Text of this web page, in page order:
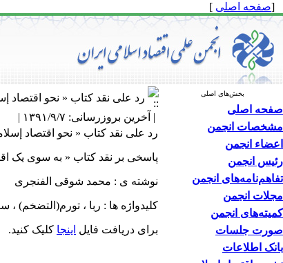
[صفحه اصلی ]
بخش‌های اصلی
صفحه اصلی
مشخصات انجمن
اعضاء انجمن
رئیس انجمن
تفاهم‌نامه‌های انجمن
مجلات انجمن
کمیته‌های انجمن
صورت جلسات
بانک اطلاعات
رد علی نقد کتاب « نحو اقتصاد
| آخرین بروزرسانی: ۱۳۹۱/۹/۷ |
رد علی نقد کتاب « نحو اقتصاد
پاسخی بر نقد کتاب « به سوی یک
نوشته ی : محمد شوقی الفنجری
کلیدواژه ها : ربا ، تورم(التضخم) ،
برای دریافت فایل اینجا کلیک کنید.